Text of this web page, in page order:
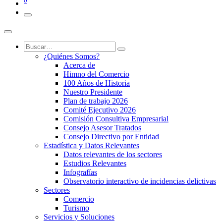
¿Quiénes Somos?
Acerca de
Himno del Comercio
100 Años de Historia
Nuestro Presidente
Plan de trabajo 2026
Comité Ejecutivo 2026
Comisión Consultiva Empresarial
Consejo Asesor Tratados
Consejo Directivo por Entidad
Estadística y Datos Relevantes
Datos relevantes de los sectores
Estudios Relevantes
Infografías
Observatorio interactivo de incidencias delictivas
Sectores
Comercio
Turismo
Servicios y Soluciones